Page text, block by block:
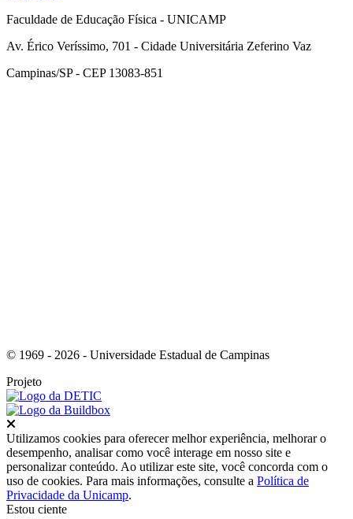
Faculdade de Educação Física - UNICAMP
Av. Érico Veríssimo, 701 - Cidade Universitária Zeferino Vaz
Campinas/SP - CEP 13083-851
© 1969 - 2026 - Universidade Estadual de Campinas
Projeto
Utilizamos cookies para oferecer melhor experiência, melhorar o
desempenho, analisar como você interage em nosso site e
personalizar conteúdo. Ao utilizar este site, você concorda com o
uso de cookies. Para mais informações, consulte a Política de
Privacidade da Unicamp.
Estou ciente